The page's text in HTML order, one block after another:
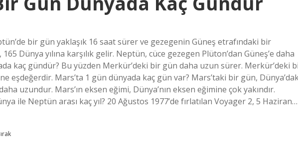
bir gün yaklaşık 16 saat sürer ve gezegenin Güneş etrafındaki bir
Dünya yılına karşılık gelir. Neptün, cüce gezegen Plüton’dan Güneş’e daha
kaç gündür? Bu yüzden Merkür’deki bir gün daha uzun sürer. Merkür’deki
eşdeğerdir. Mars’ta 1 gün dünyada kaç gün var? Mars’taki bir gün,
uzundur. Mars’ın eksen eğimi, Dünya’nın eksen eğimine çok yakındır.
ile Neptün arası kaç yıl? 20 Ağustos 1977’de fırlatılan Voyager 2, 5 Haziran…